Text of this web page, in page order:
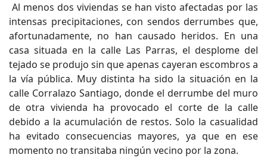
Al menos dos viviendas se han visto afectadas por las
intensas precipitaciones, con sendos derrumbes que,
afortunadamente, no han causado heridos. En una
casa situada en la calle Las Parras, el desplome del
tejado se produjo sin que apenas cayeran escombros a
la vía pública. Muy distinta ha sido la situación en la
calle Corralazo Santiago, donde el derrumbe del muro
de otra vivienda ha provocado el corte de la calle
debido a la acumulación de restos. Solo la casualidad
ha evitado consecuencias mayores, ya que en ese
momento no transitaba ningún vecino por la zona.